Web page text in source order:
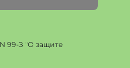
99-З "О защите